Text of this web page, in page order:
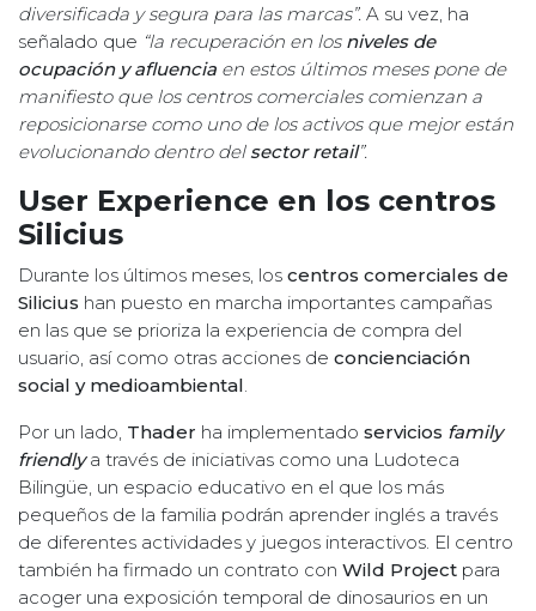
diversificada y segura para las marcas”. A su vez, ha
señalado que “la recuperación en los niveles de
ocupación y afluencia en estos últimos meses pone de
manifiesto que los centros comerciales comienzan a
reposicionarse como uno de los activos que mejor están
evolucionando dentro del sector retail”.
User Experience en los centros
Silicius
Durante los últimos meses, los centros comerciales de
Silicius han puesto en marcha importantes campañas
en las que se prioriza la experiencia de compra del
usuario, así como otras acciones de concienciación
social y medioambiental
Por un lado, Thader ha implementado servicios family
friendlya través de iniciativas como una Ludoteca
Bilingüe, un espacio educativo en el que los más
pequeños de la familia podrán aprender inglés a través
de diferentes actividades y juegos interactivos. El centro
también ha firmado un contrato con Wild Project para
acoger una exposición temporal de dinosaurios en un